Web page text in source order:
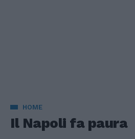
HOME
Il Napoli fa paura